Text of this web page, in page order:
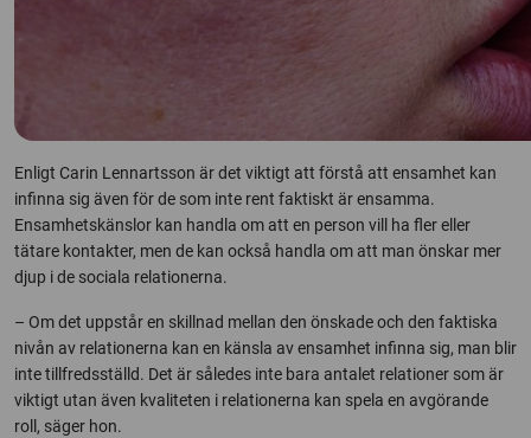
Enligt Carin Lennartsson är det viktigt att förstå att ensamhet kan
infinna sig även för de som inte rent faktiskt är ensamma.
Ensamhetskänslor kan handla om att en person vill ha fler eller
tätare kontakter, men de kan också handla om att man önskar mer
djup i de sociala relationerna.
– Om det uppstår en skillnad mellan den önskade och den faktiska
nivån av relationerna kan en känsla av ensamhet infinna sig, man blir
inte tillfredsställd. Det är således inte bara antalet relationer som är
viktigt utan även kvaliteten i relationerna kan spela en avgörande
roll, säger hon.